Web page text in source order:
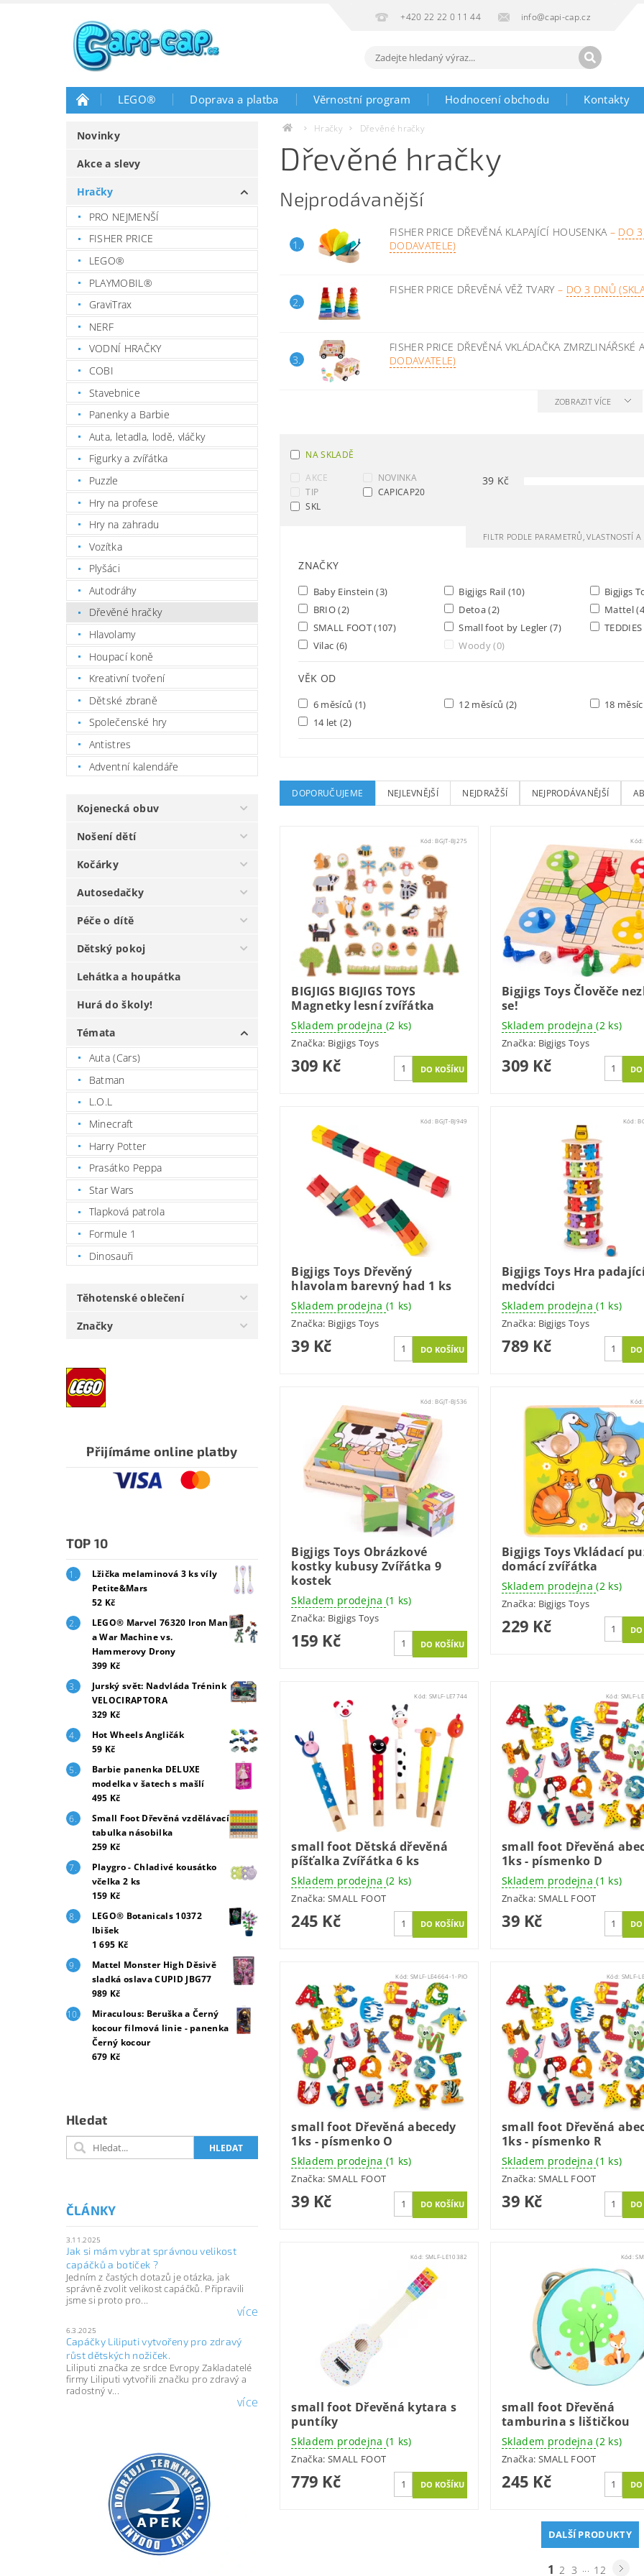
+420 22 22 0 11 44 info@capi-cap.cz
LEGO® Doprava a platba Věrnostní program Hodnocení obchodu Kontakty
Novinky
Akce a slevy
Hračky
PRO NEJMENŠÍ
FISHER PRICE
LEGO®
PLAYMOBIL®
GraviTrax
NERF
VODNÍ HRAČKY
COBI
Stavebnice
Panenky a Barbie
Auta, letadla, lodě, vláčky
Figurky a zvířátka
Puzzle
Hry na profese
Hry na zahradu
Vozítka
Plyšáci
Autodráhy
Dřevěné hračky
Hlavolamy
Houpací koně
Kreativní tvoření
Dětské zbraně
Společenské hry
Antistres
Adventní kalendáře
Kojenecká obuv
Nošení dětí
Kočárky
Autosedačky
Péče o dítě
Dětský pokoj
Lehátka a houpátka
Hurá do školy!
Témata
Auta (Cars)
Batman
L.O.L
Minecraft
Harry Potter
Prasátko Peppa
Star Wars
Tlapková patrola
Formule 1
Dinosauři
Těhotenské oblečení
Značky
Přijímáme online platby
TOP 10
Lžička melaminová 3 ks víly
Petite&Mars
52 Kč
LEGO® Marvel 76320 Iron Man
a War Machine vs.
Hammerovy Drony
399 Kč
Jurský svět: Nadvláda Trénink
VELOCIRAPTORA
329 Kč
Hot Wheels Angličák
59 Kč
Barbie panenka DELUXE
modelka v šatech s mašlí
495 Kč
Small Foot Dřevěná vzdělávací
tabulka násobilka
259 Kč
Playgro - Chladivé kousátko
včelka 2 ks
159 Kč
LEGO® Botanicals 10372
Ibišek
1 695 Kč
Mattel Monster High Děsivě
sladká oslava CUPID JBG77
989 Kč
Miraculous: Beruška a Černý
kocour filmová linie - panenka
Černý kocour
679 Kč
Hledat
ČLÁNKY
3.11.2025
Jak si mám vybrat správnou velikost
capáčků a botiček ?
Jedním z častých dotazů je otázka, jak
správně zvolit velikost capáčků. Připravili
jsme si proto pro...
více
6.3.2025
Capáčky Liliputi vytvořeny pro zdravý
růst dětských nožiček.
Liliputi značka ze srdce Evropy Zakladatelé
firmy Liliputi vytvořili značku pro zdravý a
radostný v...
více
Hračky Dřevěné hračky
Dřevěné hračky
Nejprodávanější
1.
FISHER PRICE DŘEVĚNÁ KLAPAJÍCÍ HOUSENKA – DO
DODAVATELE)
2.
FISHER PRICE DŘEVĚNÁ VĚŽ TVARY – DO 3 DNŮ
3.
FISHER PRICE DŘEVĚNÁ VKLÁDAČKA ZMRZLINÁŘSKÉ
DODAVATELE)
ZOBRAZIT VÍCE
NA SKLADĚ
AKCE
NOVINKA
TIP
CAPICAP20
SKL
39 Kč
FILTR PODLE PARAMETRŮ, VLASTNOSTÍ
ZNAČKY
Baby Einstein(3) Bigjigs Rail (10)
Bigjigs
BRIO(2) Detoa(2) Mattel
SMALL FOOT(107) Small foot by Legler(7)
TEDDIES
Vilac (6) Woody(0)
VĚK OD
6 měsíců (1) 12 měsíců (2)
18
14 let (2)
DOPORUČUJEME NEJLEVNĚJŠÍ NEJDRAŽŠÍ NEJPRODÁVANĚJŠÍ
Kód:BGJT-BJ275
BIGJIGS BIGJIGS TOYS
Magnetky lesní zvířátka
Skladem prodejna (2 ks)
Značka: Bigjigs Toys
309 Kč
Bigjigs Toys Člověče
se!
Skladem prodejna(2 ks)
Značka: Bigjigs Toys
309 Kč
Kód:BGJT-BJ949
Bigjigs Toys Dřevěný
hlavolam barevný had 1 ks
Skladem prodejna (1 ks)
Značka: Bigjigs Toys
39 Kč
Kód:
Bigjigs Toys Hra
medvídci
Skladem prodejna(1 ks)
Značka: Bigjigs Toys
789 Kč
Kód:BGJT-BJ536
Bigjigs Toys Obrázkové
kostky kubusy Zvířátka 9
kostek
Skladem prodejna (1 ks)
Značka: Bigjigs Toys
159 Kč
Bigjigs Toys Vkládací
domácí zvířátka
Skladem prodejna(2 ks)
Značka: Bigjigs Toys
229 Kč
Kód: SMLF-LE7744
small foot Dětská dřevěná
píšťalka Zvířátka 6 ks
Skladem prodejna (2 ks)
Značka: SMALL FOOT
245 Kč
Kód: SMLF-
small foot Dřevěná
1ks - písmenko D
Skladem prodejna(1 ks)
Značka: SMALL FOOT
39 Kč
Kód:SMLF-LE4664-1-PIO
small foot Dřevěná abecedy
1ks - písmenko O
Skladem prodejna (1 ks)
Značka: SMALL FOOT
39 Kč
Kód: SMLF-
small foot Dřevěná
1ks - písmenko R
Skladem prodejna(1 ks)
Značka: SMALL FOOT
39 Kč
Kód: SMLF-LE10382
small foot Dřevěná kytara s
puntíky
Skladem prodejna (1 ks)
Značka: SMALL FOOT
779 Kč
Kód:
small foot Dřevěná
tamburina s lištičkou
Skladem prodejna(2 ks)
Značka: SMALL FOOT
245 Kč
DALŠÍ PRODUKTY
1 2 3 ... 12